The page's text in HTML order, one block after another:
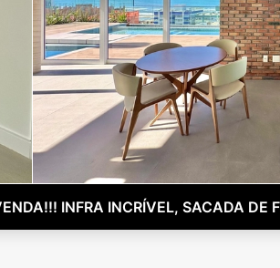
INFRA INCRÍVEL, SACADA DE